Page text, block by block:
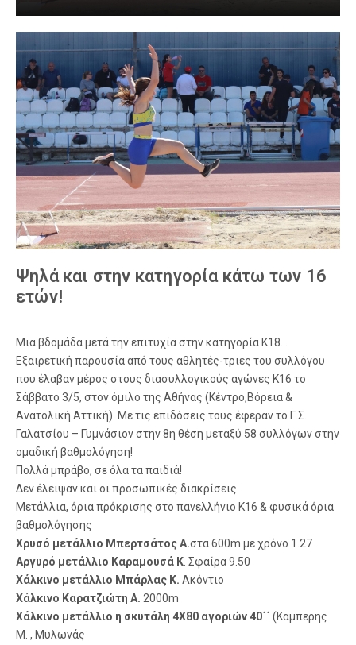
Ψηλά και στην κατηγορία κάτω των 16
ετών!
Μια βδομάδα μετά την επιτυχία στην κατηγορία Κ18…
Εξαιρετική παρουσία από τους αθλητές-τριες του συλλόγου
που έλαβαν μέρος στους διασυλλογικούς αγώνες Κ16 το
Σάββατο 3/5, στον όμιλο της Αθήνας (Κέντρο,Βόρεια &
Ανατολική Αττική). Με τις επιδόσεις τους έφεραν το Γ.Σ.
Γαλατσίου – Γυμνάσιον στην 8η θέση μεταξύ 58 συλλόγων στην
ομαδική βαθμολόγηση!
Πολλά μπράβο, σε όλα τα παιδιά!
Δεν έλειψαν και οι προσωπικές διακρίσεις.
Μετάλλια, όρια πρόκρισης στο πανελλήνιο Κ16 & φυσικά όρια
βαθμολόγησης
Χρυσό μετάλλιο Μπερτσάτος Α.στα 600m με χρόνο 1.27
Αργυρό μετάλλιο Καραμουσά Κ . Σφαίρα 9.50
Χάλκινο μετάλλιο Μπάρλας Κ. Ακόντιο
Χάλκινο Καρατζιώτη Α. 2000m
Χάλκινο μετάλλιο η σκυτάλη 4Χ80 αγοριών 40΄΄ (Καμπερης
Μ. , Μυλωνάς